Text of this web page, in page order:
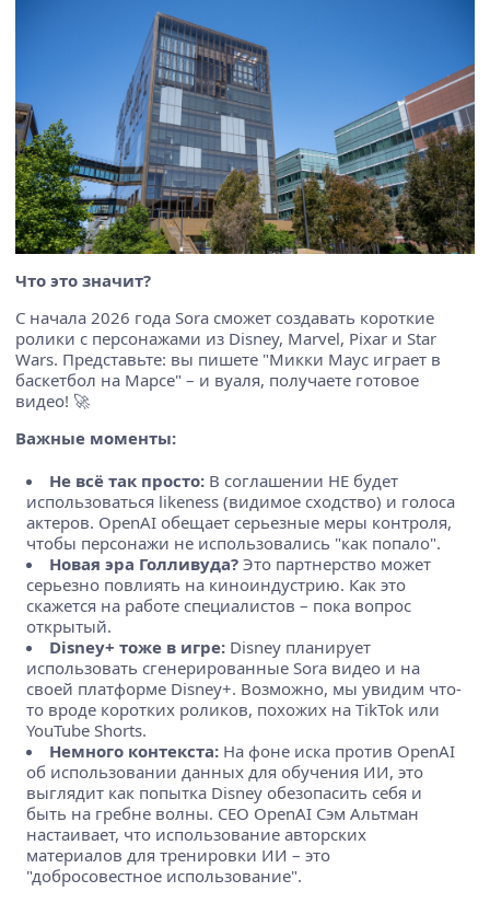
Что это значит?
С начала 2026 года Sora сможет создавать короткие
ролики с персонажами из Disney, Marvel, Pixar и Star
Wars. Представьте: вы пишете "Микки Маус играет в
баскетбол на Марсе" – и вуаля, получаете готовое
видео! 🚀
Важные моменты:
Не всё так просто: В соглашении НЕ будет
использоваться likeness (видимое сходство) и голоса
актеров. OpenAI обещает серьезные меры контроля,
чтобы персонажи не использовались "как попало".
Новая эра Голливуда? Это партнерство может
серьезно повлиять на киноиндустрию. Как это
скажется на работе специалистов – пока вопрос
открытый.
Disney+ тоже в игре: Disney планирует
использовать сгенерированные Sora видео и на
своей платформе Disney+. Возможно, мы увидим что-
то вроде коротких роликов, похожих на TikTok или
YouTube Shorts.
Немного контекста: На фоне иска против OpenAI
об использовании данных для обучения ИИ, это
выглядит как попытка Disney обезопасить себя и
быть на гребне волны. CEO OpenAI Сэм Альтман
настаивает, что использование авторских
материалов для тренировки ИИ – это
"добросовестное использование".